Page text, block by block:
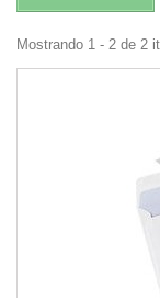
Mostrando 1 - 2 de 2